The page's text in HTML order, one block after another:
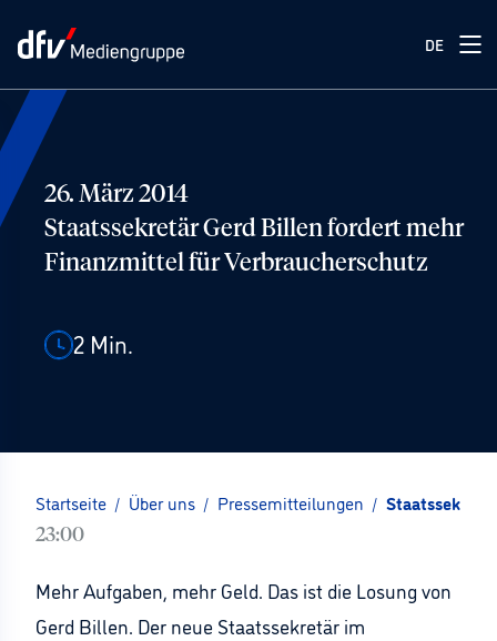
DE
26. März 2014
Staatssekretär Gerd Billen fordert mehr
Finanzmittel für Verbraucherschutz
2 Min.
Startseite / Über uns / Pressemitteilungen /
23:00
Mehr Aufgaben, mehr Geld. Das ist die Losung von
Gerd Billen. Der neue Staatssekretär im